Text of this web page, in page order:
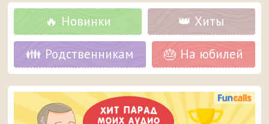
🔥 Новинки 👑 Хиты
👪 Родственникам 🎂 На юбилей